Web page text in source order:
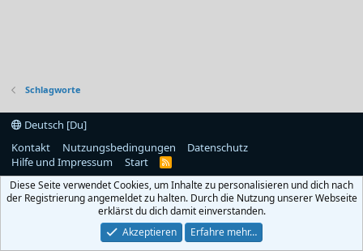
Schlagworte
Deutsch [Du]
Kontakt
Nutzungsbedingungen
Datenschutz
Hilfe und Impressum
Start
R
S
Diese Seite verwendet Cookies, um Inhalte zu personalisieren und dich nach
der Registrierung angemeldet zu halten. Durch die Nutzung unserer Webseite
erklärst du dich damit einverstanden.
Akzeptieren
Erfahre mehr…